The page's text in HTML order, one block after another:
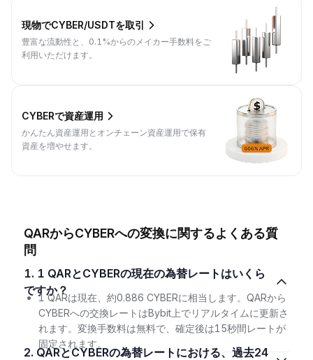
現物でCYBER/USDTを取引
豊富な流動性と、0.1%からのメイカー手数料をご
利用いただけます。
CYBERで資産運用
かんたん資産運用とオンチェーン資産運用で保有
資産を増やせます。
QARからCYBERへの変換に関するよくある質
問
1. 1 QARとCYBERの現在の為替レートはいくら
ですか？
1 QARは現在、約0.886 CYBERに相当します。QARから
CYBERへの交換レートはBybit上でリアルタイムに更新さ
れます。変換手数料は無料で、確定後は15秒間レートが
固定されます。
2. QARとCYBERの為替レートにおける、過去24